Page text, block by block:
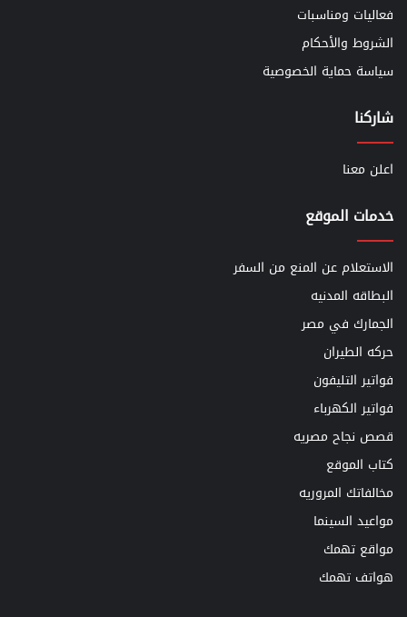
فعاليات ومناسبات
الشروط والأحكام
سياسة حماية الخصوصية
شاركنا
اعلن معنا
خدمات الموقع
الاستعلام عن المنع من السفر
البطاقه المدنيه
الجمارك في مصر
حركه الطيران
فواتير التليفون
فواتير الكهرباء
قصص نجاح مصريه
كتاب الموقع
مخالفاتك المروريه
مواعيد السينما
مواقع تهمك
هواتف تهمك